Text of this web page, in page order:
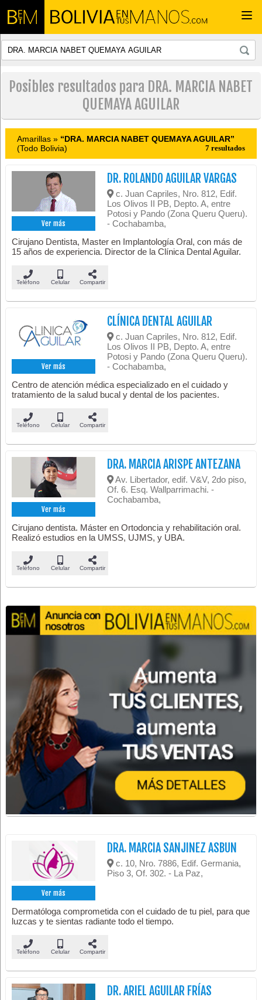
Posibles resultados para DRA. MARCIA NABET
QUEMAYA AGUILAR
Amarillas » “DRA. MARCIA NABET QUEMAYA AGUILAR”
(Todo Bolivia)
7 resultados
Ver más
DR. ROLANDO AGUILAR VARGAS
c. Juan Capriles, Nro. 812, Edif.
Los Olivos II PB, Depto. A, entre
Potosi y Pando (Zona Queru Queru).
- Cochabamba,
Cirujano Dentista, Master en Implantología Oral, con más de
15 años de experiencia. Director de la Clínica Dental Aguilar.
Teléfono Celular Compartir
Ver más
CLÍNICA DENTAL AGUILAR
c. Juan Capriles, Nro. 812, Edif.
Los Olivos II PB, Depto. A, entre
Potosi y Pando (Zona Queru Queru).
- Cochabamba,
Centro de atención médica especializado en el cuidado y
tratamiento de la salud bucal y dental de los pacientes.
Teléfono Celular Compartir
Ver más
DRA. MARCIA ARISPE ANTEZANA
Av. Libertador, edif. V&V, 2do piso,
Of. 6. Esq. Wallparrimachi. -
Cochabamba,
Cirujano dentista. Máster en Ortodoncia y rehabilitación oral.
Realizó estudios en la UMSS, UJMS, y UBA.
Teléfono Celular Compartir
Ver más
DRA. MARCIA SANJINEZ ASBUN
c. 10, Nro. 7886, Edif. Germania,
Piso 3, Of. 302. - La Paz,
Dermatóloga comprometida con el cuidado de tu piel, para que
luzcas y te sientas radiante todo el tiempo.
Teléfono Celular Compartir
DR. ARIEL AGUILAR FRÍAS